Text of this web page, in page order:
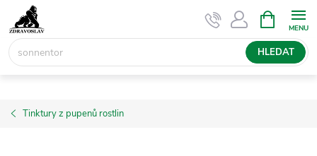
na
obsah
HLEDAT
NÁKUPNÍ
KOŠÍK
Tinktury z pupenů rostlin